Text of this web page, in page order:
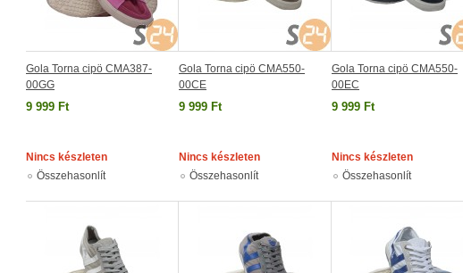
Gola Torna cipö CMA387-
00GG
9 999 Ft
Nincs készleten
Összehasonlít
Gola Torna cipö CMA550-
00CE
9 999 Ft
Nincs készleten
Összehasonlít
Gola Torna cipö CMA550-
00EC
9 999 Ft
Nincs készleten
Összehasonlít